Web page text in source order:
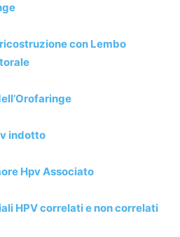
con Lembo
indotto
Hpv Associato
HPV correlati e non correlati